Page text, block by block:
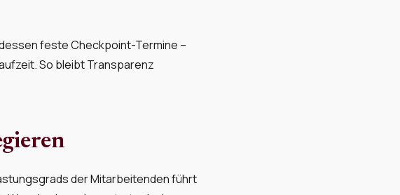
feste Checkpoint-Termine –
So bleibt Transparenz
der Mitarbeitenden führt